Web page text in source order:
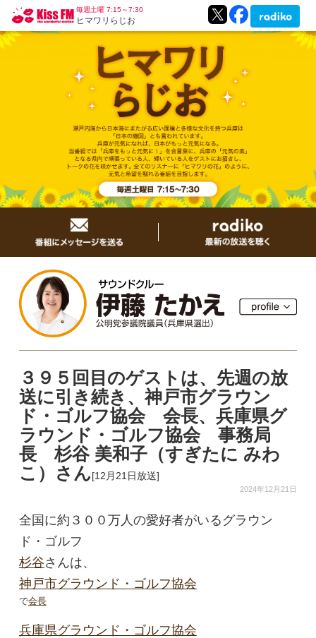
毎週土曜 7:15～7:30
ヒマワリらじお
３９５回目のゲストは、先週の放
送に引き続き、神戸市グラウン
ド・ゴルフ協会 会長、兵庫県グ
ラウンド・ゴルフ協会 事務局
長 杉谷 美和子（すぎたに みわ
こ）さん[12月21日放送]
2024年12月21日
全国に約３００万人の愛好者がいるグラウン
ド・ゴルフ
杉谷さんは、
神戸市グラウンド・ゴルフ協会
で会長
兵庫県グラウンド・ゴルフ協会